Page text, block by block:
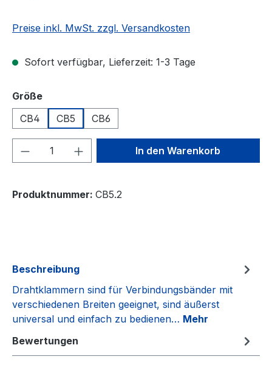
Preise inkl. MwSt. zzgl. Versandkosten
Sofort verfügbar, Lieferzeit: 1-3 Tage
Größeauswählen
CB4
CB5 CB6
Produkt Anzahl: Gib denIn den Warenkorb
Produktnummer: CB5.2
Beschreibung
Drahtklammern sind für Verbindungsbänder mit
verschiedenen Breiten geeignet, sind äußerst
universal und einfach zu bedienen… Mehr
Bewertungen